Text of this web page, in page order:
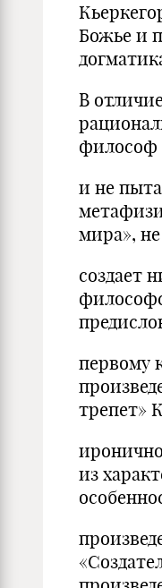
Божье и
В
философ
и не
мира», не
создает
первому
трепет»
из